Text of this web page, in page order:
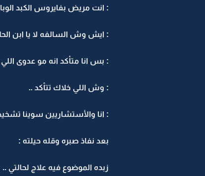
: انت مريض بفايروس الكبد
: ايش وش السالفه لا يا ابن
: بس انا متأكد انه مو عدوى
: وش اللي خلاك تتأكد ..
: انا والأستشاريين سوينا
بعد نفاذ صبره وقله حيلته :
زبده الموضوع فيه علاج لحالتي ..